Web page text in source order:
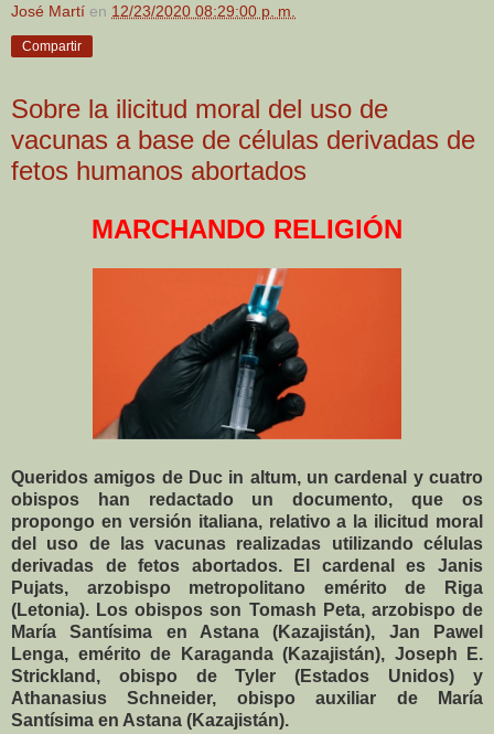
José Martí en 12/23/2020 08:29:00 p. m.
Compartir
Sobre la ilicitud moral del uso de
vacunas a base de células derivadas de
fetos humanos abortados
MARCHANDO RELIGIÓN
Queridos amigos de Duc in altum, un cardenal y cuatro
obispos han redactado un documento, que os
propongo en versión italiana, relativo a la ilicitud moral
del uso de las vacunas realizadas utilizando células
derivadas de fetos abortados. El cardenal es Janis
Pujats, arzobispo metropolitano emérito de Riga
(Letonia). Los obispos son Tomash Peta, arzobispo de
María Santísima en Astana (Kazajistán), Jan Pawel
Lenga, emérito de Karaganda (Kazajistán), Joseph E.
Strickland, obispo de Tyler (Estados Unidos) y
Athanasius Schneider, obispo auxiliar de María
Santísima en Astana (Kazajistán).